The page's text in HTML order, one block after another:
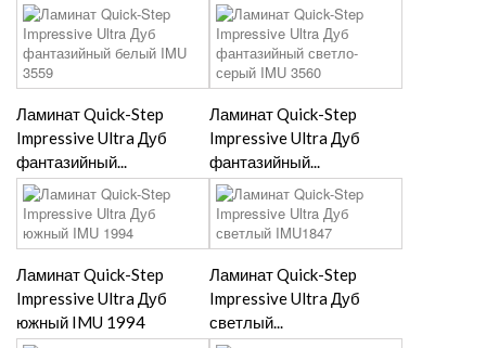
Ламинат Quick-Step
Impressive Ultra Дуб
фантазийный...
Ламинат Quick-Step
Impressive Ultra Дуб
фантазийный...
Ламинат Quick-Step
Impressive Ultra Дуб
южный IMU 1994
Ламинат Quick-Step
Impressive Ultra Дуб
светлый...